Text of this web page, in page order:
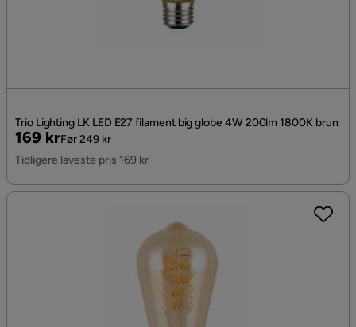
Trio Lighting LK LED E27 filament big globe 4W 200lm 1800K brun
Pris
169 kr
Original
Pris
Før 249 kr
Tidligere laveste pris 169 kr